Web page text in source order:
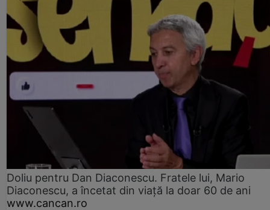
Doliu pentru Dan Diaconescu. Fratele lui, Mario
Diaconescu, a încetat din viață la doar 60 de ani
www.cancan.ro